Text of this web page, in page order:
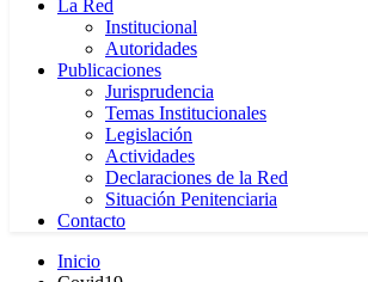
La Red
Institucional
Autoridades
Publicaciones
Jurisprudencia
Temas Institucionales
Legislación
Actividades
Declaraciones de la Red
Situación Penitenciaria
Contacto
Inicio